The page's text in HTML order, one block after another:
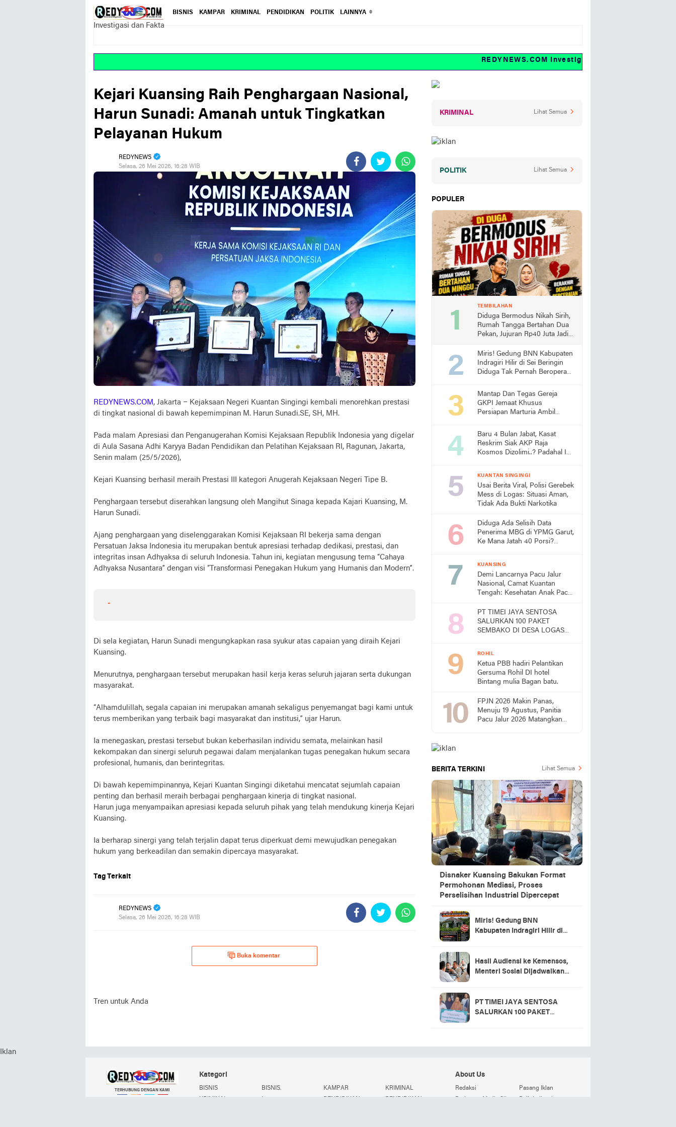
Investigasi dan Fakta
BISNIS KAMPAR KRIMINAL PENDIDIKAN POLITIK LAINNYA
REDYNEWS.COM Investigasi dan fakta
Kejari Kuansing Raih Penghargaan Nasional,
Harun Sunadi: Amanah untuk Tingkatkan
Pelayanan Hukum
REDYNEWS
Selasa, 26 Mei 2026, 16:28 WIB
REDYNEWS.COM, Jakarta – Kejaksaan Negeri Kuantan Singingi kembali menorehkan prestasi
di tingkat nasional di bawah kepemimpinan M. Harun Sunadi.SE, SH, MH.
Pada malam Apresiasi dan Penganugerahan Komisi Kejaksaan Republik Indonesia yang digelar
di Aula Sasana Adhi Karyya Badan Pendidikan dan Pelatihan Kejaksaan RI, Ragunan, Jakarta,
Senin malam (25/5/2026),
Kejari Kuansing berhasil meraih Prestasi III kategori Anugerah Kejaksaan Negeri Tipe B.
Penghargaan tersebut diserahkan langsung oleh Mangihut Sinaga kepada Kajari Kuansing, M.
Harun Sunadi.
Ajang penghargaan yang diselenggarakan Komisi Kejaksaan RI bekerja sama dengan
Persatuan Jaksa Indonesia itu merupakan bentuk apresiasi terhadap dedikasi, prestasi, dan
integritas insan Adhyaksa di seluruh Indonesia. Tahun ini, kegiatan mengusung tema “Cahaya
Adhyaksa Nusantara” dengan visi “Transformasi Penegakan Hukum yang Humanis dan Modern”.
-
Di sela kegiatan, Harun Sunadi mengungkapkan rasa syukur atas capaian yang diraih Kejari
Kuansing.
Menurutnya, penghargaan tersebut merupakan hasil kerja keras seluruh jajaran serta dukungan
masyarakat.
“Alhamdulillah, segala capaian ini merupakan amanah sekaligus penyemangat bagi kami untuk
terus memberikan yang terbaik bagi masyarakat dan institusi,” ujar Harun.
Ia menegaskan, prestasi tersebut bukan keberhasilan individu semata, melainkan hasil
kekompakan dan sinergi seluruh pegawai dalam menjalankan tugas penegakan hukum secara
profesional, humanis, dan berintegritas.
Di bawah kepemimpinannya, Kejari Kuantan Singingi diketahui mencatat sejumlah capaian
penting dan berhasil meraih berbagai penghargaan kinerja di tingkat nasional.
Harun juga menyampaikan apresiasi kepada seluruh pihak yang telah mendukung kinerja Kejari
Kuansing.
Ia berharap sinergi yang telah terjalin dapat terus diperkuat demi mewujudkan penegakan
hukum yang berkeadilan dan semakin dipercaya masyarakat.
Tag Terkait
REDYNEWS
Selasa, 26 Mei 2026, 16:28 WIB
Buka komentar
Tren untuk Anda
KRIMINAL Lihat Semua
POLITIK Lihat Semua
POPULER
TEMBILAHAN
Diduga Bermodus Nikah Sirih,
Rumah Tangga Bertahan Dua
Pekan, Jujuran Rp40 Juta Jadi
Miris! Gedung BNN Kabupaten
Indragiri Hilir di Sei Beringin
Diduga Tak Pernah Beroperasi,
Pemanfaatan Aset Negara
Mantap Dan Tegas Gereja
GKPI Jemaat Khusus
Persiapan Marturia Ambil
Pertama lebih Awal
Baru 4 Bulan Jabat, Kasat
Reskrim Siak AKP Raja
Kosmos Dizolimi..? Padahal Ini
KUANTAN SINGINGI
Usai Berita Viral, Polisi Gerebek
Mess di Logas: Situasi Aman,
Tidak Ada Bukti Narkotika
Diduga Ada Selisih Data
Penerima MBG di YPMG Garut,
Ke Mana Jatah 40 Porsi?
KUANSING
Demi Lancarnya Pacu Jalur
Nasional, Camat Kuantan
Tengah: Kesehatan Anak Pacu
PT TIMEI JAYA SENTOSA
SALURKAN 100 PAKET
SEMBAKO DI DESA LOGAS
ROHIL
Ketua PBB hadiri Pelantikan
Gersuma Rohil DI hotel
Bintang mulia Bagan batu.
FPJN 2026 Makin Panas,
Menuju 19 Agustus, Panitia
Pacu Jalur 2026 Matangkan
BERITA TERKINI Lihat Semua
Disnaker Kuansing Bakukan Format
Permohonan Mediasi, Proses
Perselisihan Industrial Dipercepat
Miris! Gedung BNN
Kabupaten Indragiri Hilir di
Pertanyakan Pemanfaatan
Aset Negara
Hasil Audiensi ke Kemensos,
Menteri Sosial Dijadwalkan
Kuansing
PT TIMEI JAYA SENTOSA
SALURKAN 100 PAKET
Iklan
TERHUBUNG DENGAN KAMI
Kategori
BISNIS BISNIS. KAMPAR
KRIMINAL
About Us
Redaksi
Pasang Iklan